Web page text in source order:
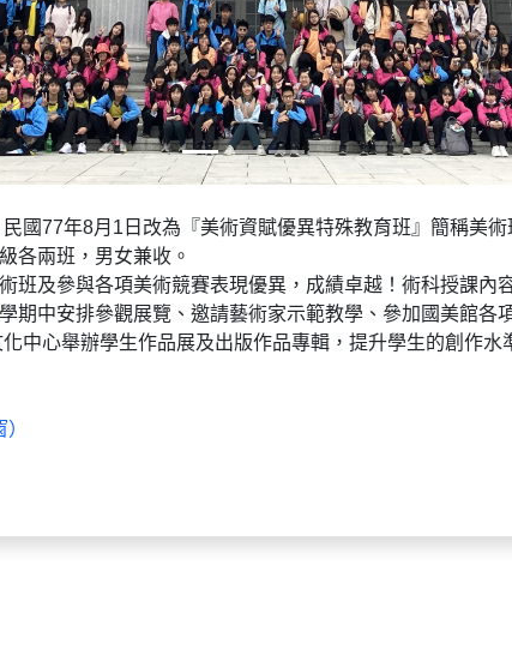
國77年8月1日改為『美術資賦優異特殊教育班』簡稱美
各兩班，男女兼收。
班及參與各項美術競賽表現優異，成績卓越！術科授課內
期中安排參觀展覽、邀請藝術家示範教學、參加國美館各
中心舉辦學生作品展及出版作品專輯，提升學生的創作